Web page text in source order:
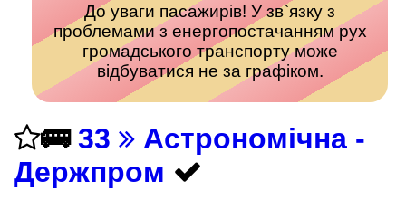
До уваги пасажирів! У зв`язку з
проблемами з енергопостачанням рух
громадського транспорту може
відбуватися не за графіком.
🚌33
Астрономічна -
Держпром